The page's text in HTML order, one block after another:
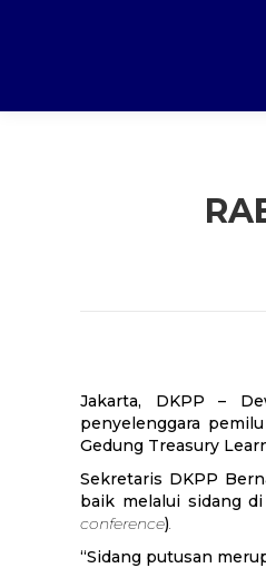
Jakarta, DKPP –
penyelenggara
Gedung Treasury
Sekretaris DKPP
baik melalui sidang
conference).
“Sidang putusan